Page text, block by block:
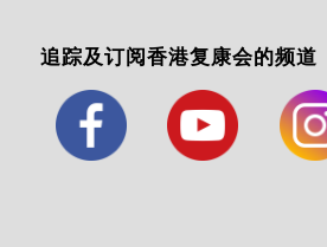
追踪及订阅香港复康会的频道